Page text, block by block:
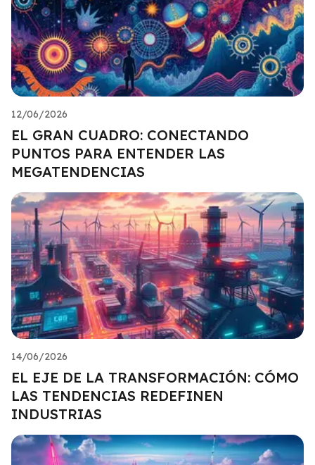
12/06/2026
EL GRAN CUADRO: CONECTANDO
PUNTOS PARA ENTENDER LAS
MEGATENDENCIAS
14/06/2026
EL EJE DE LA TRANSFORMACIÓN: CÓMO
LAS TENDENCIAS REDEFINEN
INDUSTRIAS